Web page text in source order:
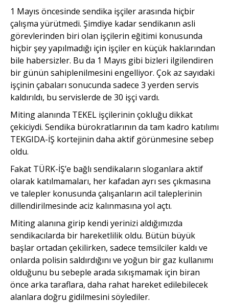
1 Mayıs öncesinde sendika işçiler arasında hiçbir
çalışma yürütmedi. Şimdiye kadar sendikanın asli
görevlerinden biri olan işçilerin eğitimi konusunda
hiçbir şey yapılmadığı için işçiler en küçük haklarından
bile habersizler. Bu da 1 Mayıs gibi bizleri ilgilendiren
bir günün sahiplenilmesini engelliyor. Çok az sayıdaki
işçinin çabaları sonucunda sadece 3 yerden servis
kaldırıldı, bu servislerde de 30 işçi vardı.
Miting alanında TEKEL işçilerinin çokluğu dikkat
çekiciydi. Sendika bürokratlarının da tam kadro katılımı
TEKGIDA-İŞ kortejinin daha aktif görünmesine sebep
oldu.
Fakat TÜRK-İŞ’e bağlı sendikaların sloganlara aktif
olarak katılmamaları, her kafadan ayrı ses çıkmasına
ve talepler konusunda çalışanların acil taleplerinin
dillendirilmesinde aciz kalınmasına yol açtı.
Miting alanına girip kendi yerinizi aldığımızda
sendikacılarda bir hareketlilik oldu. Bütün büyük
başlar ortadan çekilirken, sadece temsilciler kaldı ve
onlarda polisin saldırdığını ve yoğun bir gaz kullanımı
olduğunu bu sebeple arada sıkışmamak için biran
önce arka taraflara, daha rahat hareket edilebilecek
alanlara doğru gidilmesini söylediler.